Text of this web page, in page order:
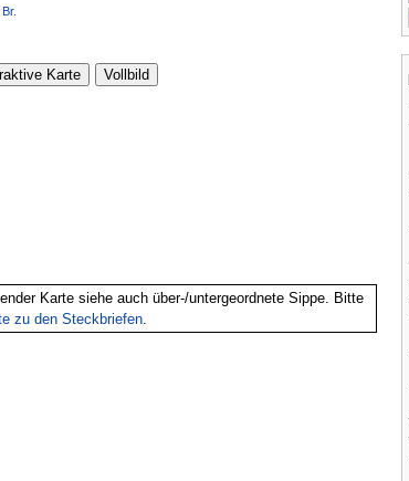
Karte Vollbild
Karte siehe auch über-/untergeordnete Sippe. Bitte
zu den Steckbriefen.